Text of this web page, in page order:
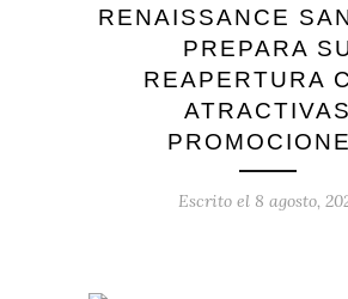
RENAISSANCE
PREPARA
REAPERTURA
ATRACTIVAS
Escrito el 8 agosto,